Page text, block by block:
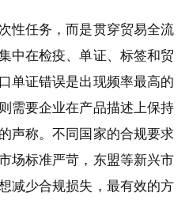
任务，而是贯穿贸易全流
中在检疫、单证、标签和贸
单证错误是出现频率最高的
需要企业在产品描述上保持
声称。不同国家的合规要求
场标准严苛，东盟等新兴市
减少合规损失，最有效的方